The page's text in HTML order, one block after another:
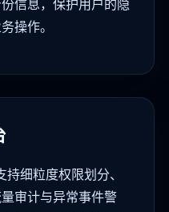
信息，保护用户的隐
操作。
细粒度权限划分、
审计与异常事件警